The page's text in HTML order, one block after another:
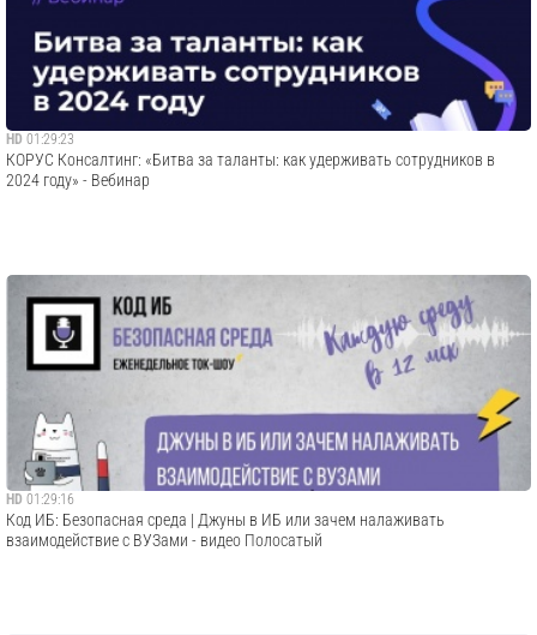
HD 01:29:23
КОРУС Консалтинг: «Битва за таланты: как удерживать сотрудников в
2024 году» - Вебинар
HD 01:29:16
Код ИБ: Безопасная среда | Джуны в ИБ или зачем налаживать
взаимодействие с ВУЗами - видео Полосатый